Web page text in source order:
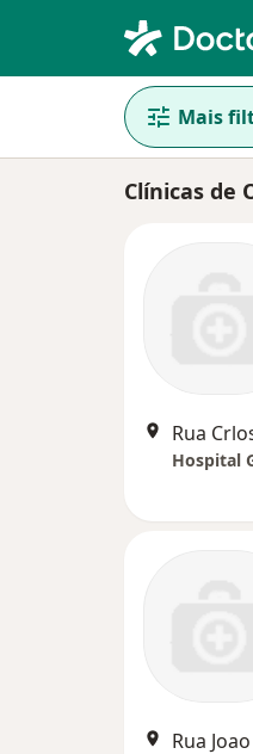
Mais
Clínicas de
Rua
Hospital
Rua